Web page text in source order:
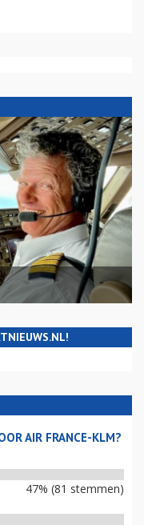
AIR FRANCE-KLM?
47% (81 stemmen)